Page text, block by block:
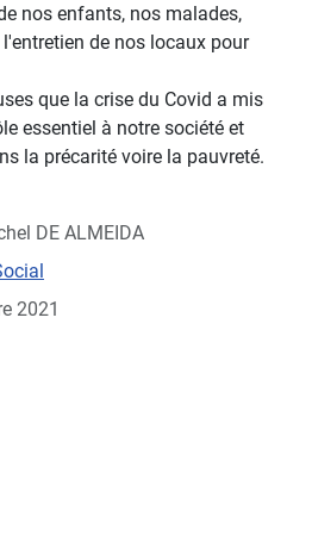
nos enfants, nos malades,
de nos locaux pour
que la crise du Covid a mis
essentiel à notre société et
la précarité voire la pauvreté.
DE ALMEIDA
2021